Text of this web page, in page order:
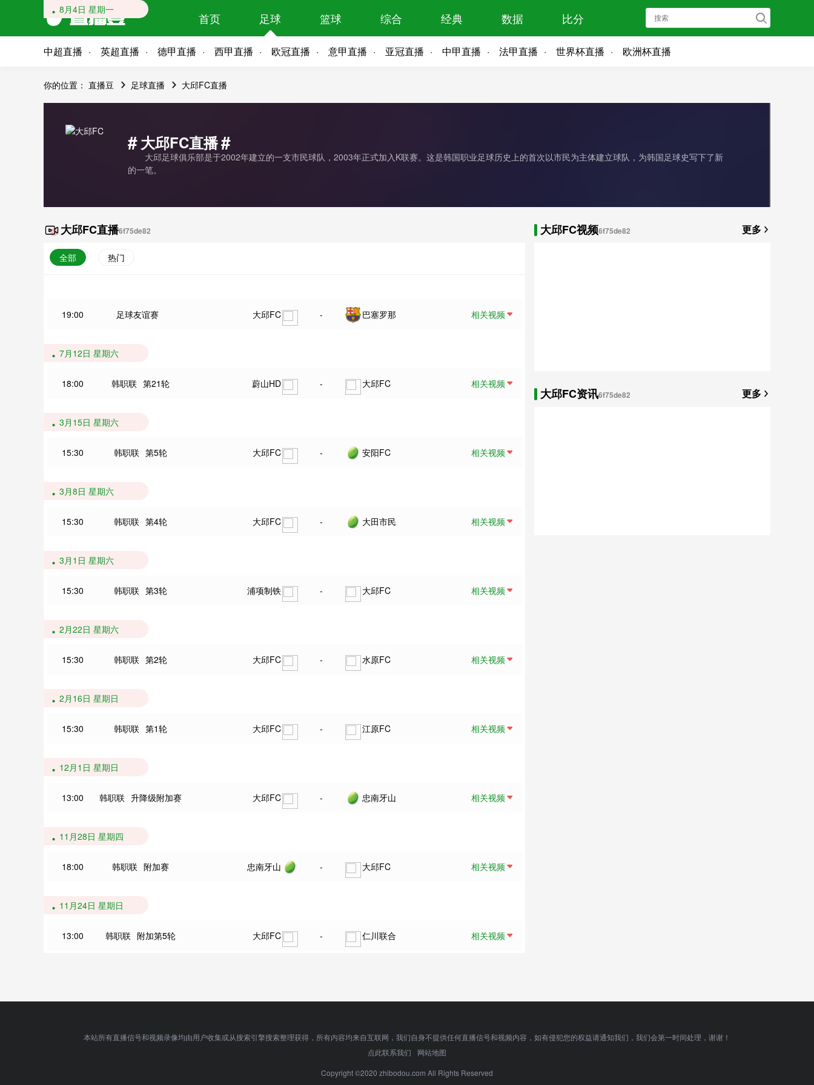
首页 足球 篮球 综合 经典 数据 比分
中超直播 英超直播 德甲直播 西甲直播 欧冠直播 意甲直播 亚冠直播 中甲直播 法甲直播 世界杯直播 欧洲杯直播
你的位置： 直播豆 足球直播 大邱FC直播
#大邱FC直播#
大邱足球俱乐部是于2002年建立的一支市民球队，2003年正式加入K联赛。这是韩国职业足球历史上的首次以市民为主体建立球队，为韩国足球史写下了新
的一笔。
大邱FC直播6f75de82
全部 热门
8月4日 星期一
19:00 足球友谊赛 大邱FC - 巴塞罗那 相关视频
7月12日 星期六
18:00 韩职联 第21轮 蔚山HD - 大邱FC 相关视频
3月15日 星期六
15:30 韩职联 第5轮 大邱FC - 安阳FC 相关视频
3月8日 星期六
15:30 韩职联 第4轮 大邱FC - 大田市民 相关视频
3月1日 星期六
15:30 韩职联 第3轮 浦项制铁 - 大邱FC 相关视频
2月22日 星期六
15:30 韩职联 第2轮 大邱FC - 水原FC 相关视频
2月16日 星期日
15:30 韩职联 第1轮 大邱FC - 江原FC 相关视频
12月1日 星期日
13:00 韩职联 升降级附加赛 大邱FC - 忠南牙山 相关视频
11月28日 星期四
18:00 韩职联 附加赛 忠南牙山 - 大邱FC 相关视频
11月24日 星期日
13:00 韩职联 附加第5轮 大邱FC - 仁川联合 相关视频
大邱FC视频 更多
6f75de82
大邱FC资讯 更多
6f75de82
本站所有直播信号和视频录像均由用户收集或从搜索引擎搜索整理获得，所有内容均来自互联网，我们自身不提供任何直播信号和视频内容，如有侵犯您的权益请通知我们，我们会第一时间处理，谢谢！
点此联系我们
网站地图
Copyright ©2020 zhibodou.com All Rights Reserved